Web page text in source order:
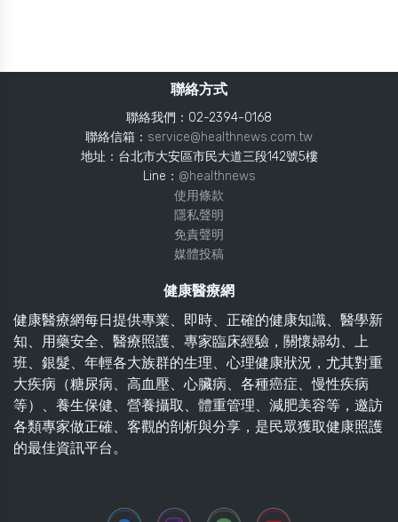
聯絡方式
聯絡我們：02-2394-0168
聯絡信箱： service@healthnews.com.tw
地址：台北市大安區市民大道三段142號5樓
Line： @healthnews
使用條款
隱私聲明
免責聲明
媒體投稿
健康醫療網
健康醫療網每日提供專業、即時、正確的健康知識、醫學新
知、用藥安全、醫療照護、專家臨床經驗，關懷婦幼、上
班、銀髮、年輕各大族群的生理、心理健康狀況，尤其對重
大疾病（糖尿病、高血壓、心臟病、各種癌症、慢性疾病
等）、養生保健、營養攝取、體重管理、減肥美容等，邀訪
各類專家做正確、客觀的剖析與分享，是民眾獲取健康照護
的最佳資訊平台。